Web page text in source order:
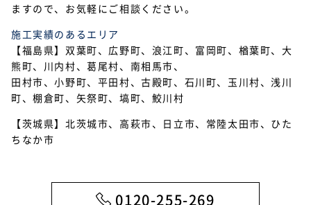
2022年10月
2022年7月
2022年6月
2022年5月
2022年3月
ますので、お気軽にご相談ください。
施工実績のあるエリア
【福島県】双葉町、広野町、浪江町、富岡町、楢葉町、大
熊町、川内村、葛尾村、南相馬市、
田村市、小野町、平田村、古殿町、石川町、玉川村、浅川
町、棚倉町、矢祭町、塙町、鮫川村
【茨城県】北茨城市、高萩市、日立市、常陸太田市、ひた
ちなか市
0120-255-269